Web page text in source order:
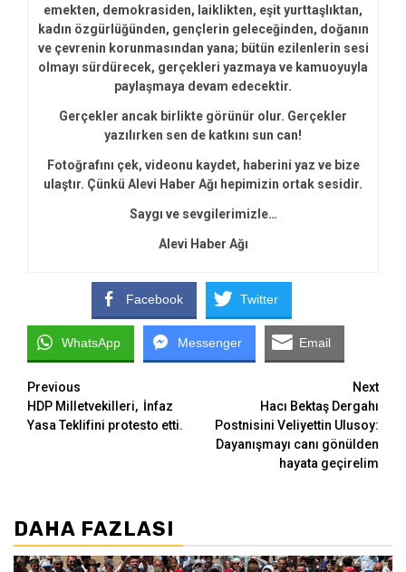
emekten, demokrasiden, laiklikten, eşit yurttaşlıktan,
kadın özgürlüğünden, gençlerin geleceğinden, doğanın
ve çevrenin korunmasından yana; bütün ezilenlerin sesi
olmayı sürdürecek, gerçekleri yazmaya ve kamuoyuyla
paylaşmaya devam edecektir.
Gerçekler ancak birlikte görünür olur. Gerçekler
yazılırken sen de katkını sun can!
Fotoğrafını çek, videonu kaydet, haberini yaz ve bize
ulaştır. Çünkü Alevi Haber Ağı hepimizin ortak sesidir.
Saygı ve sevgilerimizle…
Alevi Haber Ağı
Facebook Twitter
WhatsApp Messenger Email
Continue
Reading
Previous
HDP Milletvekilleri, İnfaz
Yasa Teklifini protesto etti.
Next
Hacı Bektaş Dergahı
Postnisini Veliyettin Ulusoy:
Dayanışmayı canı gönülden
hayata geçirelim
DAHA FAZLASI